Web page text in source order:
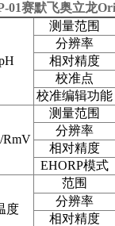
01赛默飞奥立龙
测量范围
分辨率
相对精度
校准点
校准编辑功能
RmV
测量范围
分辨率
相对精度
EHORP模式
度
范围
分辨率
相对精度